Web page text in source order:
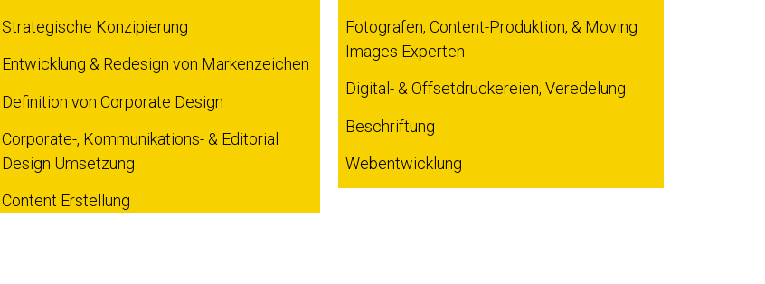
Strategische Konzipierung
Entwicklung & Redesign von Markenzeichen
Definition von Corporate Design
Corporate-, Kommunikations- & Editorial
Design Umsetzung
Content Erstellung
Fotografen, Content-Produktion, & Moving
Images Experten
Digital- & Offsetdruckereien, Veredelung
Beschriftung
Webentwicklung